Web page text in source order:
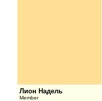
Лион Надель
Member